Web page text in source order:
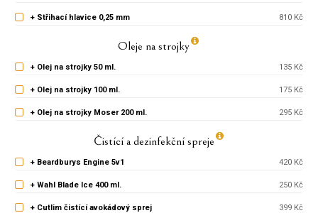
+ Střihací hlavice 0,25 mm 810 Kč
Oleje na strojky
+ Olej na strojky 50 ml. 135 Kč
+ Olej na strojky 100 ml. 175 Kč
+ Olej na strojky Moser 200 ml. 295 Kč
Čistící a dezinfekční spreje
+ Beardburys Engine 5v1 420 Kč
+ Wahl Blade Ice 400 ml. 250 Kč
+ Cutlim čistící avokádový sprej 399 Kč